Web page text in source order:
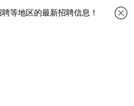
等地区的最新招聘信息！